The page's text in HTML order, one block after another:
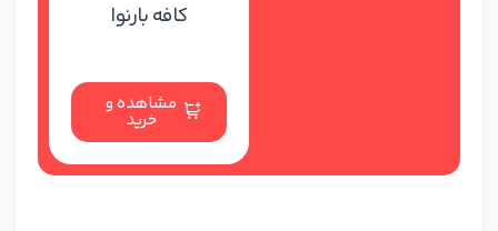
کافه بارنوا
مشاهده و
خرید